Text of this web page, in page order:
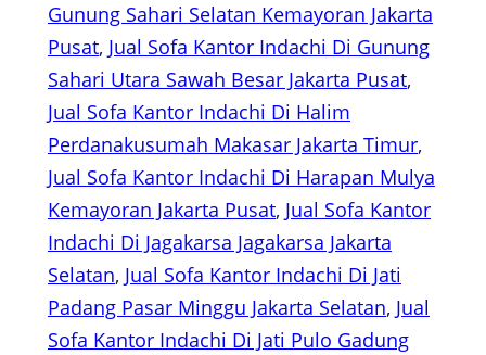
Gunung Sahari Selatan Kemayoran Jakarta
Pusat, Jual Sofa Kantor Indachi Di Gunung
Sahari Utara Sawah Besar Jakarta Pusat
Jual Sofa Kantor Indachi Di Halim
Perdanakusumah Makasar Jakarta Timur
Jual Sofa Kantor Indachi Di Harapan Mulya
Kemayoran Jakarta Pusat, Jual Sofa Kantor
Indachi Di Jagakarsa Jagakarsa Jakarta
Selatan, Jual Sofa Kantor Indachi Di Jati
Padang Pasar Minggu Jakarta Selatan, Jual
Sofa Kantor Indachi Di Jati Pulo Gadung